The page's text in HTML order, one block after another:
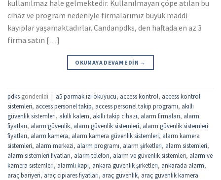
kullanılmaz hale gelmektedir. Kullanılmayan çöpe atılan bu
cihaz ve program nedeniyle firmalarımız büyük maddi
kayıplar yaşamaktadırlar. Candanpdks, den haftada en az 3
firma satın […]
OKUMAYA DEVAM EDIN →
pdks gönderildi | a5 parmak izi okuyucu, access kontrol, access kontrol
sistemleri, access personel takip, access personel takip programı, akıllı
güvenlik sistemleri, akıllı kalem, akıllı takip cihazı, alarm firmaları, alarm
fiyatları, alarm güvenlik, alarm güvenlik sistemleri, alarm güvenlik sistemleri
fiyatları, alarm kamera, alarm kamera güvenlik sistemleri, alarm kamera
sistemleri, alarm merkezi, alarm programı, alarm şirketleri, alarm sistemleri,
alarm sistemleri fiyatları, alarm telefon, alarm ve güvenlik sistemleri, alarm ve
kamera sistemleri, alarmlı kapı, ankara güvenlik şirketleri, ankarada alarm,
araç bariyeri, araç cipiares fiyatları, araç güvenlik, araç güvenlik kamera